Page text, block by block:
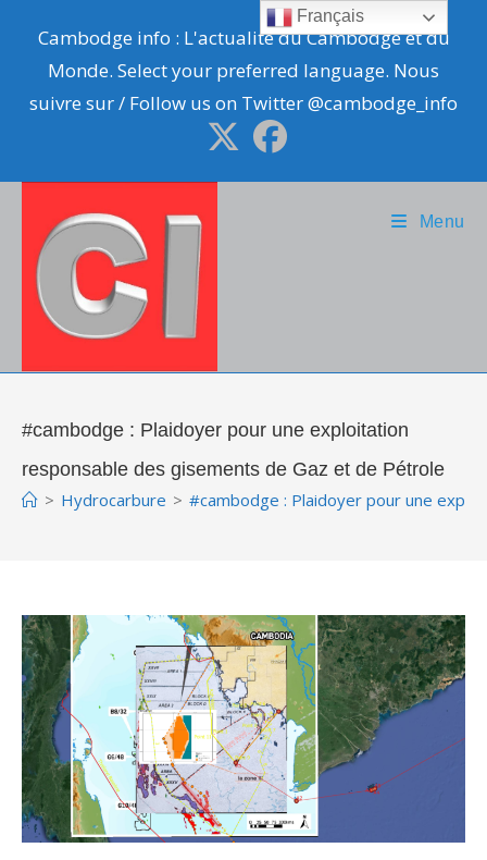
content
Cambodge info : L'actualité du Cambodge et du
Monde. Select your preferred language. Nous
suivre sur / Follow us on Twitter @cambodge_info
Menu
#cambodge : Plaidoyer pour une exploitation
responsable des gisements de Gaz et de Pétrole
> Hydrocarbure > #cambodge : Plaidoyer pour une
Français